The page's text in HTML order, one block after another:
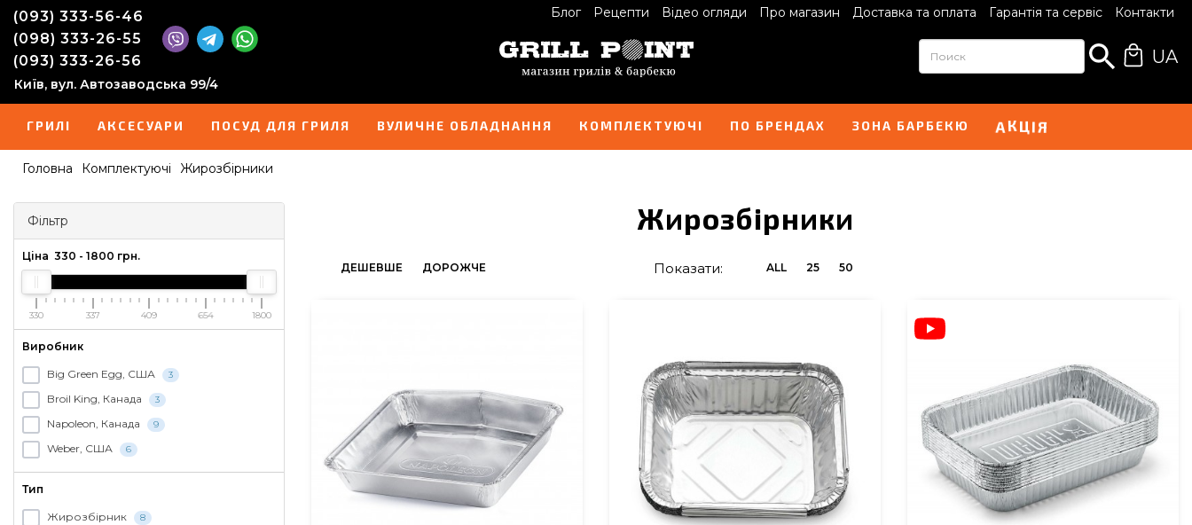
Блог Рецепти Відео огляди Про магазин Доставка та оплата Гарантія та сервіс Контакти
(093) 333-56-46
(098) 333-26-55
(093) 333-26-56
Київ, вул. Автозаводська 99/4
UA
ГРИЛІ АКСЕСУАРИ ПОСУД ДЛЯ ГРИЛЯ ВУЛИЧНЕ ОБЛАДНАННЯ КОМПЛЕКТУЮЧІ ПО БРЕНДАХ ЗОНА БАРБЕКЮ АКЦІЯ
Головна Комплектуючі Жирозбірники
Фільтр
Ціна 330 - 1800 грн.
330 337 409 654 1800
Виробник
Big Green Egg, США 3
Broil King, Канада 3
Napoleon, Канада 9
Weber, США 6
Тип
Жирозбірник 8
Жирозбірники
ДЕШЕВШЕ ДОРОЖЧЕ Показати: ALL 25 50